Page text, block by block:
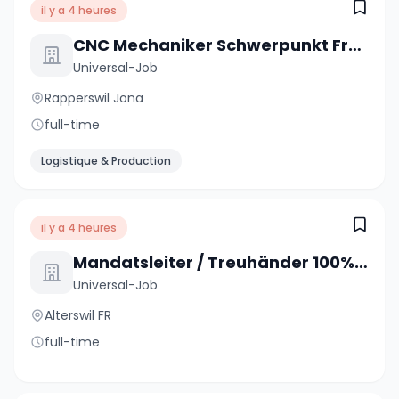
il y a 4 heures
CNC Mechaniker Schwerpunkt Fräsen 100% (m/w/d)
Universal-Job
Rapperswil Jona
full-time
Logistique & Production
il y a 4 heures
Mandatsleiter / Treuhänder 100% (m/w/d)
Universal-Job
Alterswil FR
full-time